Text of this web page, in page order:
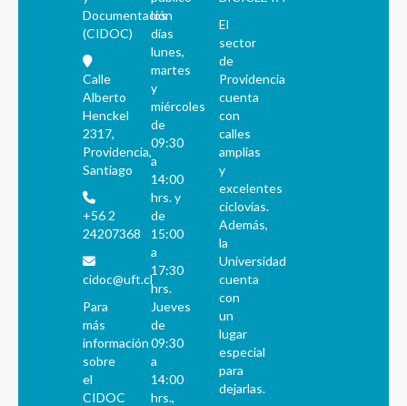
Documentación
(CIDOC)
Calle
Alberto
Henckel
2317,
Providencia,
Santiago
+56 2
24207368
cidoc@uft.cl
Para
más
información
sobre
el
CIDOC
los
días
lunes,
martes
y
miércoles
de
09:30
a
14:00
hrs. y
de
15:00
a
17:30
hrs.
Jueves
de
09:30
a
14:00
hrs.,
El
sector
de
Providencia
cuenta
con
calles
amplias
y
excelentes
ciclovías.
Además,
la
Universidad
cuenta
con
un
lugar
especial
para
dejarlas.